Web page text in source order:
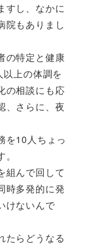
すし、なかに
院もありまし
の特定と健康
上の体調を
の相談にも応
、さらに、夜
を10人ちょっ
組んで回して
時多発的に発
けないんで
たらどうなる